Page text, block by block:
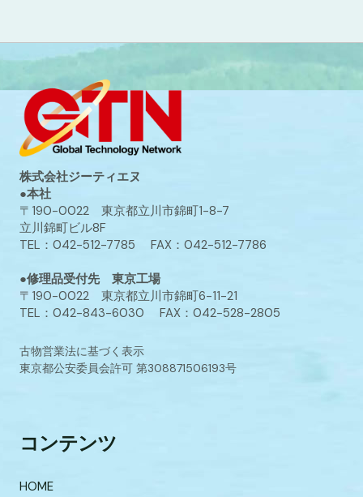
株式会社ジーティエヌ
●本社
〒190-0022 東京都立川市錦町1-8-7
立川錦町ビル8F
TEL：042-512-7785 FAX：042-512-7786
●修理品受付先 東京工場
〒190-0022 東京都立川市錦町6-11-21
TEL：042-843-6030 FAX：042-528-2805
古物営業法に基づく表示
東京都公安委員会許可 第308871506193号
コンテンツ
HOME